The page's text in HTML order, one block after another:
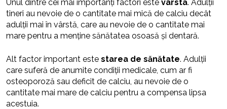
Unul dintre cei mai importanți factori este vârsta. Adulții
tineri au nevoie de o cantitate mai mică de calciu decât
adulții mai în vârstă, care au nevoie de o cantitate mai
mare pentru a menține sănătatea osoasă și dentară.
Alt factor important este starea de sănătate. Adulții
care suferă de anumite condiții medicale, cum ar fi
osteoporoză sau deficit de calciu, au nevoie de o
cantitate mai mare de calciu pentru a compensa lipsa
acestuia.